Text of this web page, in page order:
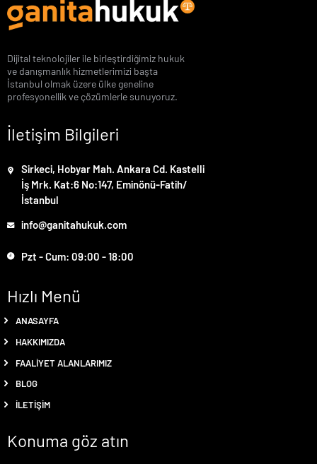
Dijital teknolojiler ile birleştirdiğimiz hukuk
ve danışmanlık hizmetlerimizi başta
İstanbul olmak üzere ülke geneline
profesyonellik ve çözümlerle sunuyoruz.
İletişim Bilgileri
Sirkeci, Hobyar Mah. Ankara Cd. Kastelli
İş Mrk. Kat:6 No:147, Eminönü-Fatih/
İstanbul
info@ganitahukuk.com
Pzt - Cum: 09:00 - 18:00
Hızlı Menü
ANASAYFA
HAKKIMIZDA
FAALIYET ALANLARIMIZ
BLOG
İLETIŞIM
Konuma göz atın